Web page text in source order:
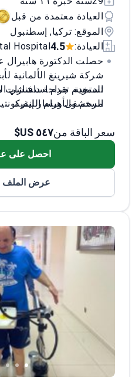
العيادة معتمدة من قبل
الموقع: تركيا, إسطنبول
العيادة:
4.5
Hospital
حصلت الدكتورة هابيرال
شركة شيرينغ الألمانية
الدموية. تقدم
مستشفى هيسار
تستخدم جراحة دافنشي
الرحم والأورام الليفية
تجري استئصال الأورام
خبيرة في إدارة حالات
وحالات العقم المعقدة
سعر الباقة من٥٤٧ US$
احصل على
عرض